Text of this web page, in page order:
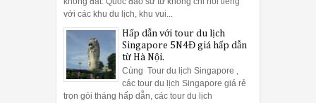
với các khu du lịch, khu vui...
Hấp dẫn với tour du lịch
Singapore 5N4Đ giá hấp dẫn
từ Hà Nội.
Cùng Tour du lịch Singapore ,
các tour du lịch Singapore giá rẻ
trọn gói tháng hấp dẫn, các tour du lịch